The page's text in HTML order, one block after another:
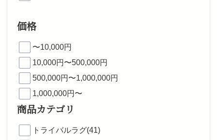
価格
〜10,000円
10,000円〜500,000円
500,000円〜1,000,000円
1,000,000円〜
商品カテゴリ
トライバルラグ(41)